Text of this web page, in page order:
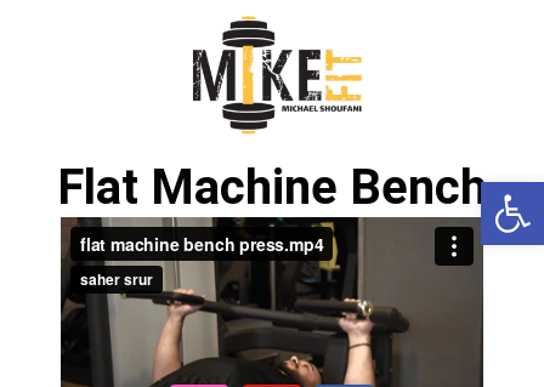
פתח סרגל נגישות
Flat Machine Bench
Press